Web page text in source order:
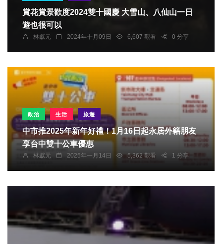
賞花賞景歡度2024雙十國慶 大雪山、八仙山一日
遊也很可以
林獻元 2024年十月09日 6,607 觀看 0 分享
政治 生活 旅遊
中市推2025年新年好禮！1月16日起永居外籍朋友
享台中雙十公車優惠
林獻元 2025年一月14日 5,362 觀看 1 分享